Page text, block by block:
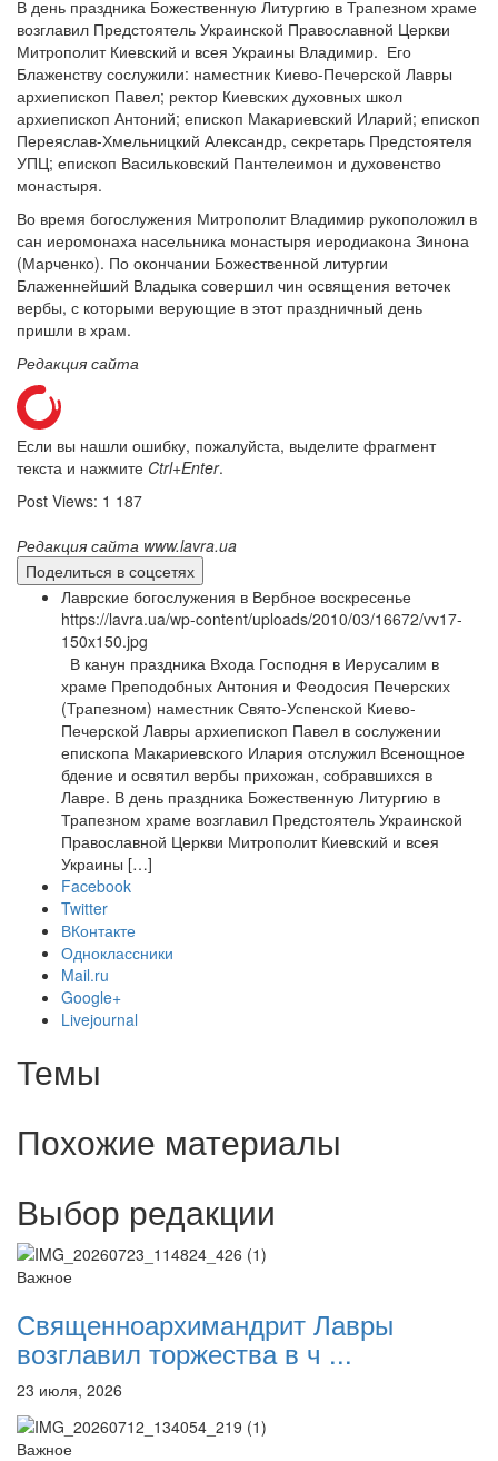
Онлайн трансляции
Веб-камеры
12 сентября 2015Название трансляции
12 сентября 2015Название трансляции
12 сентября 2015Название трансляции
12 сентября 2015
12 сентября 2015
Название трансляции
12 сентября 2015Название трансляции
12 сентября 2015Название трансляции
12 сентября 2015Название трансляции
Перейти к архиву
В день праздника Божественную Литургию в Трапезном храме
возглавил Предстоятель Украинской Православной Церкви
Митрополит Киевский и всея Украины Владимир. Его
Блаженству сослужили: наместник Киево-Печерской Лавры
архиепископ Павел; ректор Киевских духовных школ
архиепископ Антоний; епископ Макариевский Иларий; епископ
Переяслав-Хмельницкий Александр, секретарь Предстоятеля
УПЦ; епископ Васильковский Пантелеимон и духовенство
монастыря.
Во время богослужения Митрополит Владимир рукоположил в
сан иеромонаха насельника монастыря иеродиакона Зинона
(Марченко). По окончании Божественной литургии
Блаженнейший Владыка совершил чин освящения веточек
вербы, с которыми верующие в этот праздничный день
пришли в храм.
Редакция сайта
Если вы нашли ошибку, пожалуйста, выделите фрагмент
текста и нажмите Ctrl+Enter.
Post Views: 1 187
Редакция сайта www.lavra.ua
Поделиться в соцсетях
Лаврские богослужения в Вербное воскресенье
https://lavra.ua/wp-content/uploads/2010/03/16672/vv17-
150x150.jpg
В канун праздника Входа Господня в Иерусалим в
храме Преподобных Антония и Феодосия Печерских
(Трапезном) наместник Свято-Успенской Киево-
Печерской Лавры архиепископ Павел в сослужении
епископа Макариевского Илария отслужил Всенощное
бдение и освятил вербы прихожан, собравшихся в
Лавре. В день праздника Божественную Литургию в
Трапезном храме возглавил Предстоятель Украинской
Православной Церкви Митрополит Киевский и всея
Украины […]
Facebook
Twitter
ВКонтакте
Одноклассники
Mail.ru
Google+
Livejournal
Темы
Похожие материалы
Выбор редакции
Важное
Священноархимандрит Лавры
возглавил торжества в ч ...
23 июля, 2026
Важное